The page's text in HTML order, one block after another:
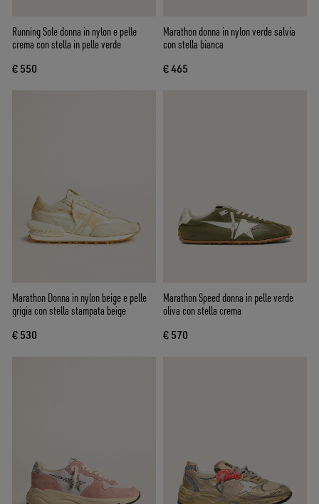
Running Sole donna in nylon e pelle
crema con stella in pelle verde
€ 550
Marathon donna in nylon verde salvia
con stella bianca
€ 465
Marathon Donna in nylon beige e pelle
grigia con stella stampata beige
€ 530
Marathon Speed donna in pelle verde
oliva con stella crema
€ 570